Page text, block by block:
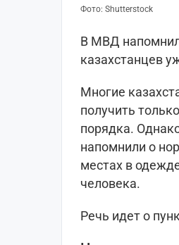
Фото: Shutterstock
В МВД
казахстанцев
Многие
получить
порядка.
напомнили о
местах в
человека.
Речь идет о